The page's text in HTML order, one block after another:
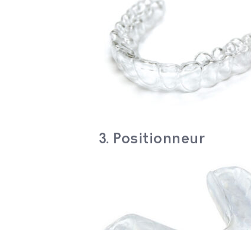
3. Positionneur